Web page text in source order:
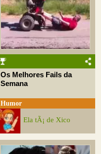
Os Melhores Fails da
Semana
Humor
Ela tÃ¡ de Xico